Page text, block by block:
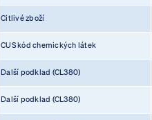
Citlivé zboží
CUS kód chemických látek
Další podklad (CL380)
Další podklad (CL380)